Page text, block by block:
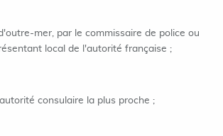
mer, par le commissaire de police ou
local de l'autorité française ;
consulaire la plus proche ;